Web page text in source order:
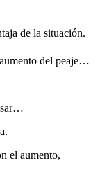
de la situación.
del peaje…
el aumento,